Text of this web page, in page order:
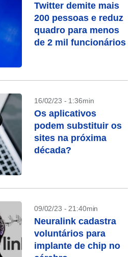
Twitter demite mais
200 pessoas e reduz
quadro para menos
de 2 mil funcionários
16/02/23 - 1:36min
Os aplicativos
podem substituir os
sites na próxima
década?
09/02/23 - 21:40min
Neuralink cadastra
voluntários para
implante de chip no